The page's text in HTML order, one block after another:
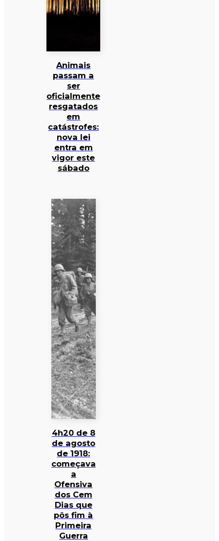
Animais
passam a
ser
oficialmente
resgatados
em
catástrofes:
nova lei
entra em
vigor este
sábado
4h20 de 8
de agosto
de 1918:
começava
a
Ofensiva
dos Cem
Dias que
pôs fim à
Primeira
Guerra